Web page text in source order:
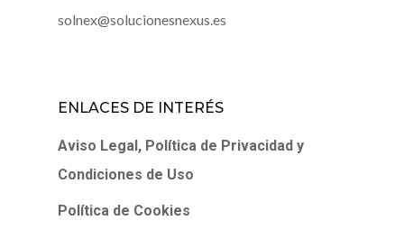
solnex@solucionesnexus.es
ENLACES DE INTERÉS
Aviso Legal, Política de Privacidad y
Condiciones de Uso
Política de Cookies